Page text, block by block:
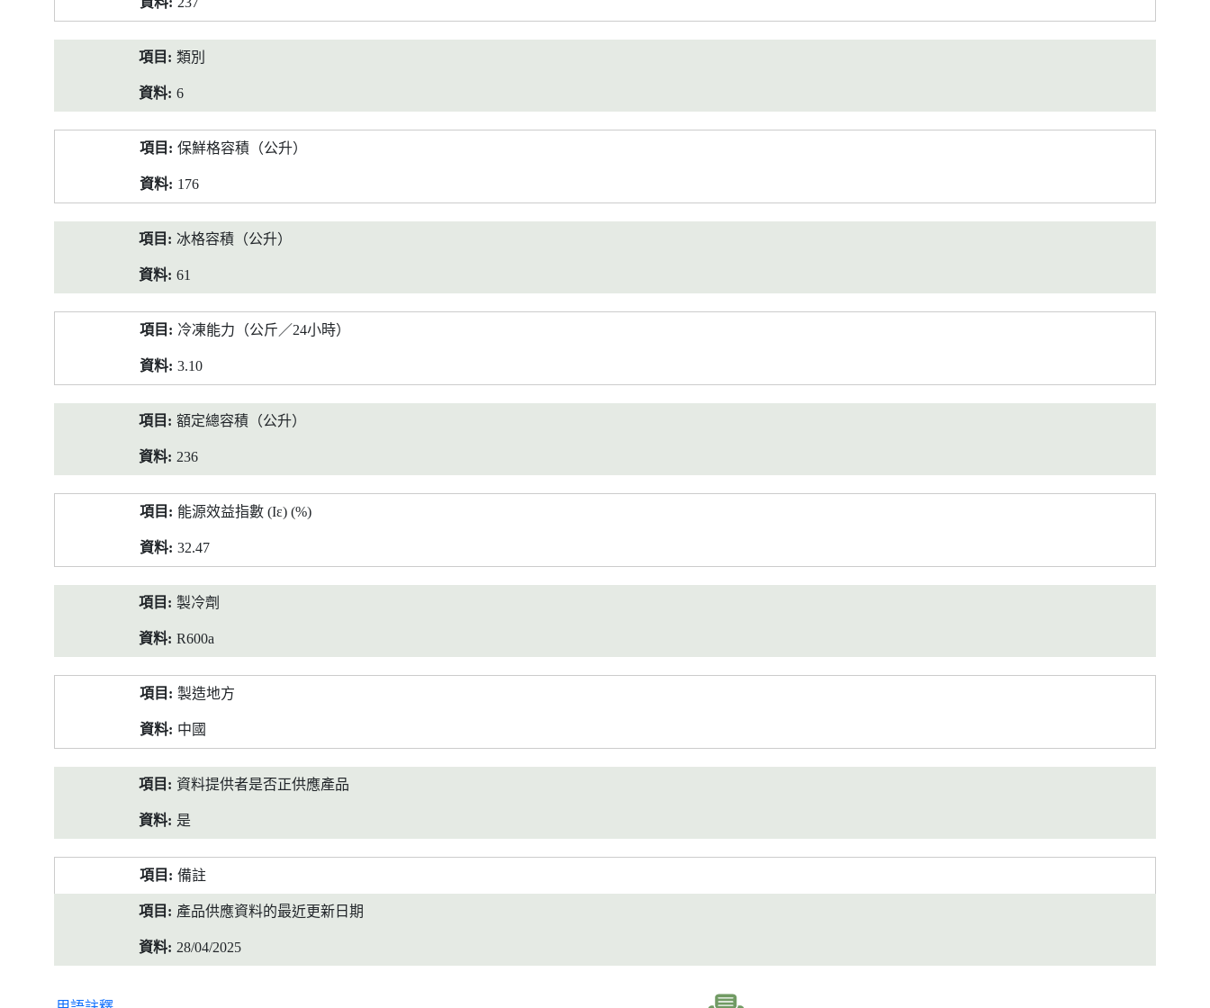
類別
6
保鮮格容積（公升）
176
冰格容積（公升）
61
冷凍能力（公斤／24小時）
3.10
額定總容積（公升）
236
能源效益指數 (Iε) (%)
32.47
製冷劑
R600a
製造地方
中國
資料提供者是否正供應產品
是
備註
產品供應資料的最近更新日期
28/04/2025